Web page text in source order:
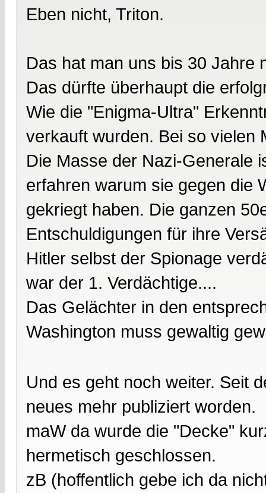
Eben nicht, Triton.
Das hat man uns bis 30 Jahre
Das dürfte überhaupt die
Wie die "Enigma-Ultra"
verkauft wurden. Bei so vielen
Die Masse der Nazi-Generale
erfahren warum sie gegen die
gekriegt haben. Die ganzen
Entschuldigungen für ihre
Hitler selbst der Spionage
war der 1. Verdächtige....
Das Gelächter in den
Washington muss gewaltig
Und es geht noch weiter. Seit
neues mehr publiziert worden.
maW da wurde die "Decke"
hermetisch geschlossen.
zB (hoffentlich gebe ich da